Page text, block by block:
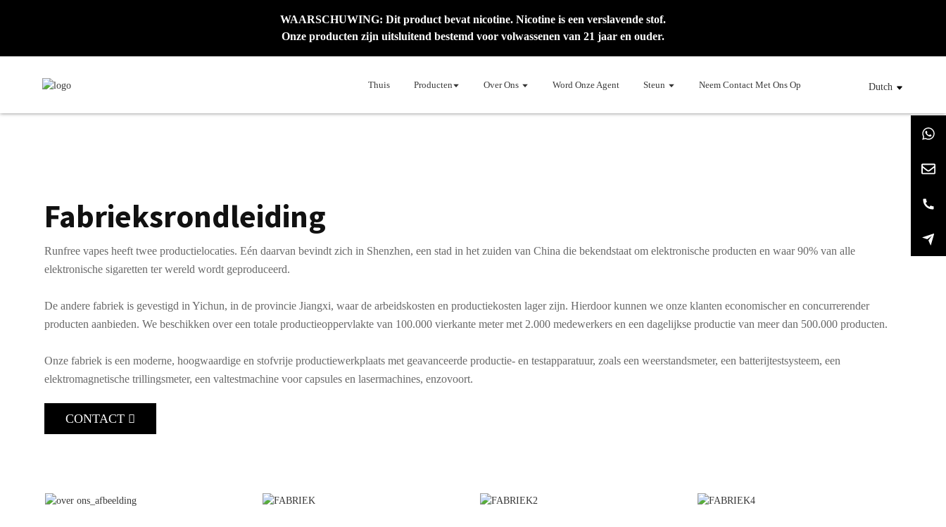
WAARSCHUWING: Dit product bevat nicotine. Nicotine is een verslavende stof.
Onze producten zijn uitsluitend bestemd voor volwassenen van 21 jaar en ouder.
Thuis Producten Over Ons Word Onze Agent Steun Neem Contact Met Ons Op Dutch
Fabrieksrondleiding
Runfree vapes heeft twee productielocaties. Eén daarvan bevindt zich in Shenzhen, een stad in het zuiden van China die bekendstaat om elektronische producten en waar 90% van alle
elektronische sigaretten ter wereld wordt geproduceerd.
De andere fabriek is gevestigd in Yichun, in de provincie Jiangxi, waar de arbeidskosten en productiekosten lager zijn. Hierdoor kunnen we onze klanten economischer en concurrerender
producten aanbieden. We beschikken over een totale productieoppervlakte van 100.000 vierkante meter met 2.000 medewerkers en een dagelijkse productie van meer dan 500.000 producten.
Onze fabriek is een moderne, hoogwaardige en stofvrije productiewerkplaats met geavanceerde productie- en testapparatuur, zoals een weerstandsmeter, een batterijtestsysteem, een
elektromagnetische trillingsmeter, een valtestmachine voor capsules en lasermachines, enzovoort.
CONTACT